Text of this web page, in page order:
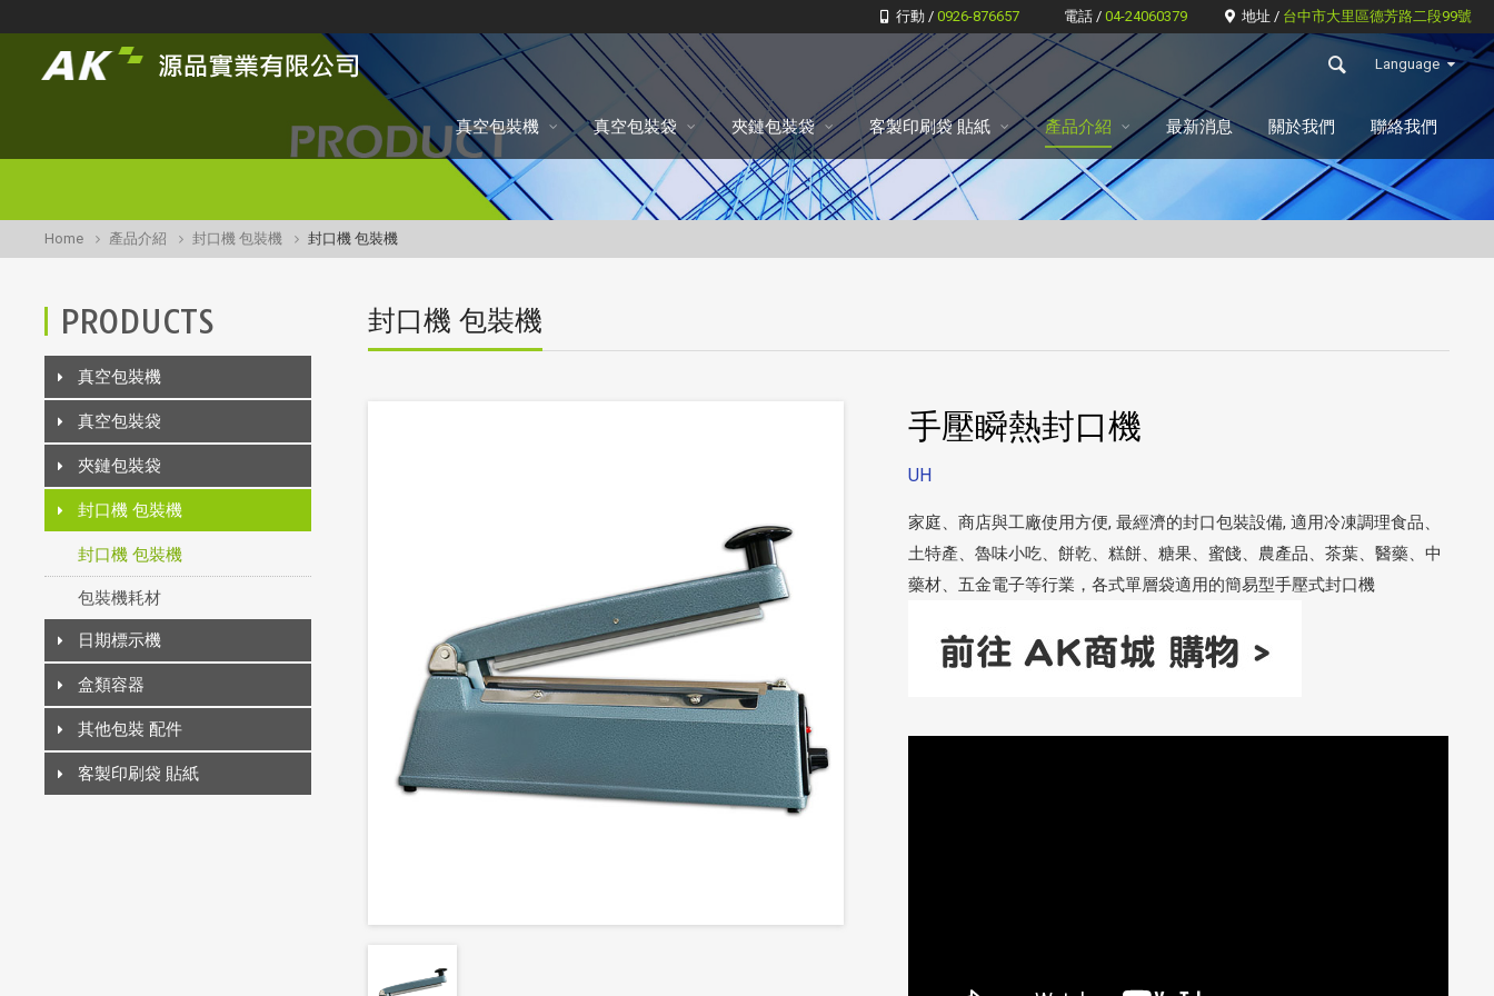
行動 / 0926-876657 電話 / 04-24060379 地址 / 台中市大里區德芳路二段99號
Language
真空包裝機 真空包裝袋 夾鏈包裝袋 客製印刷袋 貼紙 產品介紹 最新消息 關於我們 聯絡我們
Home 產品介紹 封口機 包裝機 封口機 包裝機
PRODUCTS
真空包裝機
真空包裝袋
夾鏈包裝袋
封口機 包裝機
封口機 包裝機
包裝機耗材
日期標示機
盒類容器
其他包裝 配件
客製印刷袋 貼紙
封口機 包裝機
手壓瞬熱封口機
UH
家庭、商店與工廠使用方便, 最經濟的封口包裝設備, 適用冷凍調理食品、
土特產、魯味小吃、餅乾、糕餅、糖果、蜜餞、農產品、茶葉、醫藥、中
藥材、五金電子等行業，各式單層袋適用的簡易型手壓式封口機